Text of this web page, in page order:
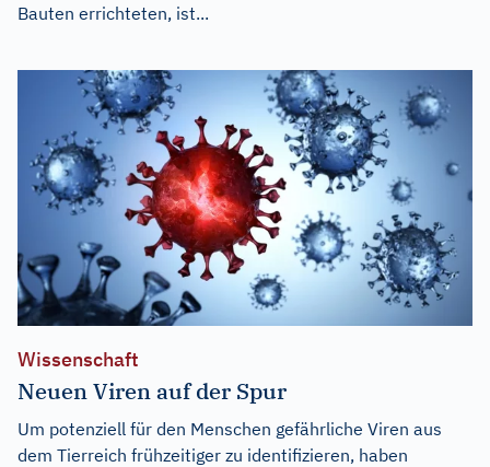
Bauten errichteten, ist...
Wissenschaft
Neuen Viren auf der Spur
Um potenziell für den Menschen gefährliche Viren aus
dem Tierreich frühzeitiger zu identifizieren, haben